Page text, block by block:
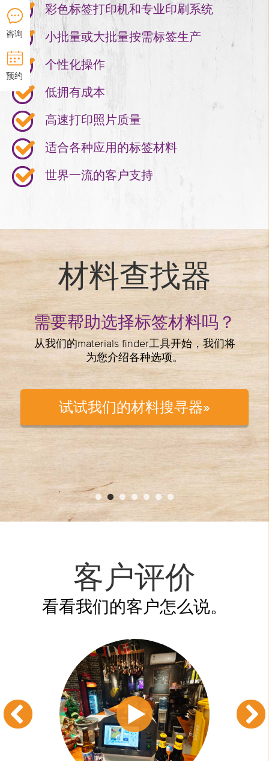
咨询
预约
彩色标签打印机和专业印刷系统
小批量或大批量按需标签生产
个性化操作
低拥有成本
高速打印照片质量
适合各种应用的标签材料
世界一流的客户支持
材料查找器
需要帮助选择标签材料吗？
从我们的materials finder工具开始，我们将
为您介绍各种选项。
试试我们的材料搜寻器»
客户评价
看看我们的客户怎么说。